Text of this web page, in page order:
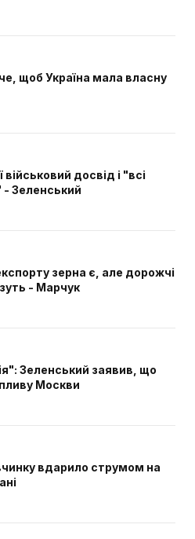
щоб Україна мала власну
досвід і "всі
- Зеленський
зерна є, але дорожчі
- Марчук
Зеленський заявив, що
Москви
вдарило струмом на